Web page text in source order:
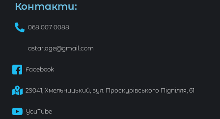
Контакти:
068 007 0088
astar.age@gmail.com
Facebook
29041, Хмельницький, вул. Проскурівського Підпілля, 61
YouTube